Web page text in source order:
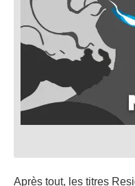
Après tout, les titres